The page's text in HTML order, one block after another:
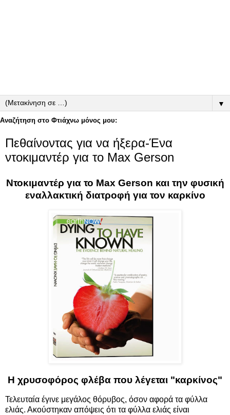
▼
Αναζήτηση στο Φτιάχνω μόνος μου:
Πεθαίνοντας για να ήξερα-Ένα
ντοκιμαντέρ για το Max Gerson
Ντοκιμαντέρ για το Max Gerson και την φυσική
εναλλακτική διατροφή για τον καρκίνο
Η χρυσοφόρος φλέβα που λέγεται "καρκίνος"
Τελευταία έγινε μεγάλος θόρυβος, όσον αφορά τα φύλλα
ελιάς. Ακούστηκαν απόψεις ότι τα φύλλα ελιάς είναι